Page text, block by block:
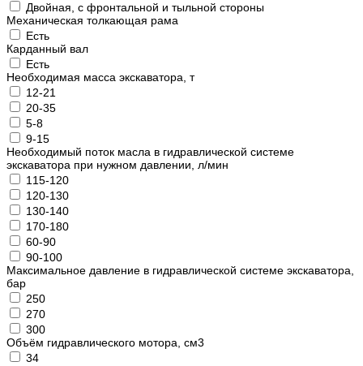
Двойная, с фронтальной и тыльной стороны
Механическая толкающая рама
Есть
Карданный вал
Есть
Необходимая масса экскаватора, т
12-21
20-35
5-8
9-15
Необходимый поток масла в гидравлической системе
экскаватора при нужном давлении, л/мин
115-120
120-130
130-140
170-180
60-90
90-100
Максимальное давление в гидравлической системе экскаватора,
бар
250
270
300
Объём гидравлического мотора, см3
34